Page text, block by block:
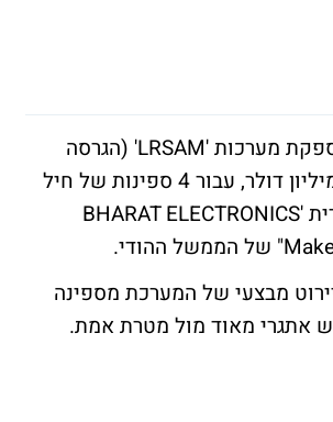
התעשייה האווירית הודיעה היום (א') כי חתמה על עסקה נוספת לאספקת מערכות 'LRSAM' (הגרסה
הימית של מערכת ההגנה האווירית 'ברק 8') בהיקף כולל של כ-630 מיליון דולר, עבור 4 ספינות של חיל
הים ההודי. לראשונה, מבוצעת העסקה מול החברה הממשלתית ההודית 'BHARAT ELECTRONICS
מבצעי של המערכת מספינה
אתגרי מאוד מול מטרת אמת.